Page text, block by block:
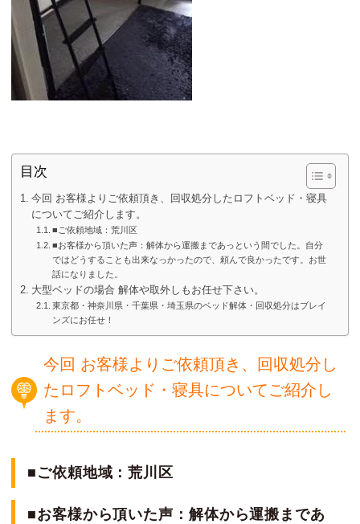
目次
今回 お客様よりご依頼頂き、回収処分したロフトベッド・寝具
についてご紹介します。
■ご依頼地域：荒川区
■お客様から頂いた声：解体から運搬まであっという間でした。自分
ではどうすることも出来なっかったので、頼んで良かったです。お世
話になりました。
大型ベッドの場合 解体や取外しもお任せ下さい。
東京都・神奈川県・千葉県・埼玉県のベッド解体・回収処分はブレイ
ンズにお任せ！
今回 お客様よりご依頼頂き、回収処分し
たロフトベッド・寝具についてご紹介し
ます。
■ご依頼地域：荒川区
■お客様から頂いた声：解体から運搬まであ